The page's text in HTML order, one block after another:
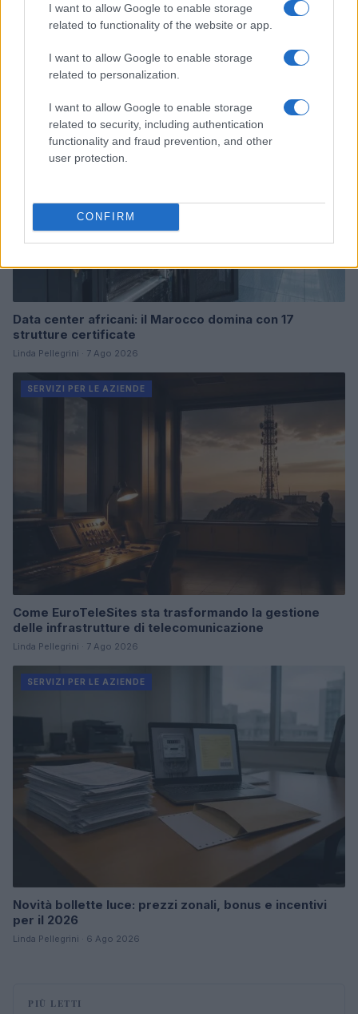
I want to allow Google to enable storage
related to functionality of the website or app.
I want to allow Google to enable storage
related to personalization.
I want to allow Google to enable storage
related to security, including authentication
functionality and fraud prevention, and other
user protection.
CONFIRM
Continua a leggere
Data center africani: il Marocco domina con 17
strutture certificate
Linda Pellegrini · 7 Ago 2026
SERVIZI PER LE AZIENDE
Come EuroTeleSites sta trasformando la gestione
delle infrastrutture di telecomunicazione
Linda Pellegrini · 7 Ago 2026
SERVIZI PER LE AZIENDE
Novità bollette luce: prezzi zonali, bonus e incentivi
per il 2026
Linda Pellegrini · 6 Ago 2026
PIÙ LETTI